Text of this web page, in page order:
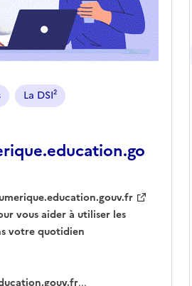
vous aider à utiliser les
votre quotidien
La DSI²